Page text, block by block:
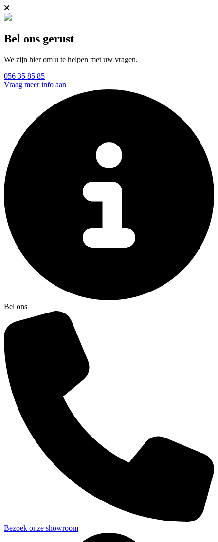
Bel ons gerust
We zijn hier om u te helpen met uw vragen.
056 35 85 85
Vraag meer info aan
Bel ons
Bezoek onze showroom